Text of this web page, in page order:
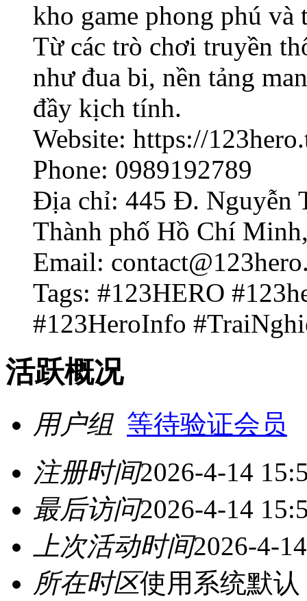
kho game phong phú
Từ các trò chơi truyền
như đua bi, nền tảng
đầy kịch tính.
Website: https://
Phone: 0989192789
Địa chỉ: 445 Đ. Nguyễn
Thành phố Hồ Chí
Email:
Tags: #123HERO
#123HeroInfo
活跃概况
用户组 等待验证会员
注册时间2026-4-14
最后访问2026-4-14
上次活动时间2026-4-
所在时区使用系统默认